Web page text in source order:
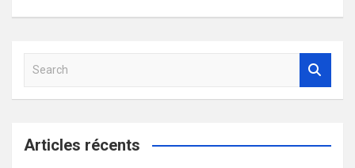
a
c
Articles récents